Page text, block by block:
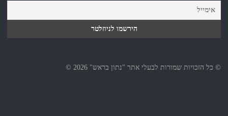
© כל הזכויות שמורות לבעלי אתר "נתון בראש" 2026 ©